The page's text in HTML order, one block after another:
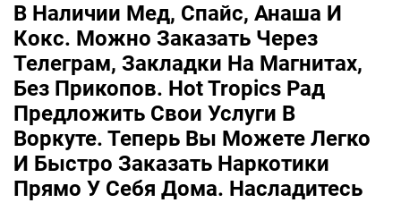
В Наличии Мед, Спайс, Анаша И
Кокс. Можно Заказать Через
Телеграм, Закладки На Магнитах,
Без Прикопов. Hot Tropics Рад
Предложить Свои Услуги В
Воркуте. Теперь Вы Можете Легко
И Быстро Заказать Наркотики
Прямо У Себя Дома. Насладитесь